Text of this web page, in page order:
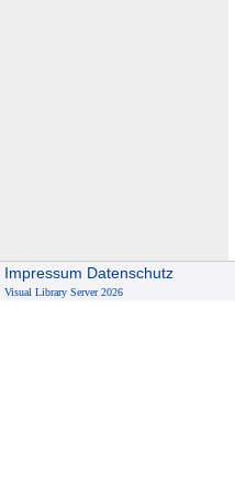
Impressum Datenschutz
Visual Library Server 2026